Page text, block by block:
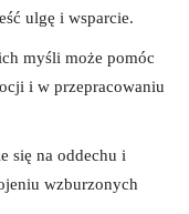
ulgę i wsparcie.
myśli może pomóc
i w przepracowaniu
się na oddechu i
wzburzonych